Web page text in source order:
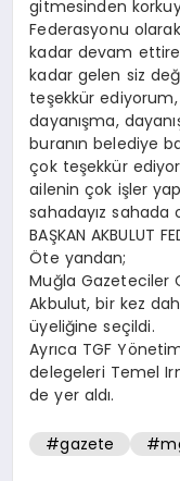
gitmesinden
Federasyonu
kadar devam
kadar gelen siz
teşekkür
dayanışma,
buranın belediye
çok teşekkür
ailenin çok işler
sahadayız sahada
BAŞKAN AKBULUT
Öte yandan;
Muğla Gazeteciler
Akbulut, bir kez
üyeliğine seçildi.
Ayrıca TGF
delegeleri Temel
de yer aldı.
#gazete